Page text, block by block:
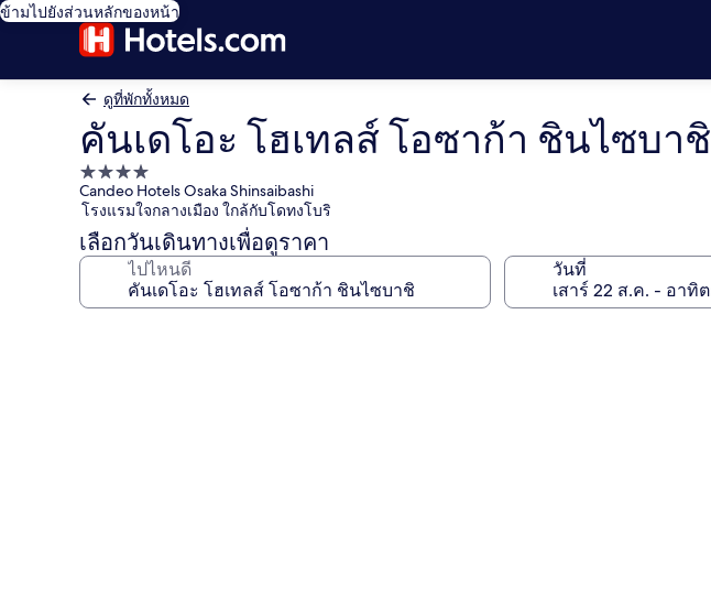
ข้ามไปยังส่วนหลักของหน้า
ดูที่พักทั้งหมด
คันเดโอะ โฮเทลส์ โอซาก้า ชินไซบาชิ
ที่พัก
4.0
ดาว
Candeo Hotels Osaka Shinsaibashi
โรงแรมใจกลางเมือง ใกล้กับโดทงโบริ
เลือกวันเดินทางเพื่อดูราคา
ไปไหนดี วันที่